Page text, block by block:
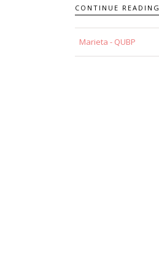
CONTINUE READING
Marieta - QUBP